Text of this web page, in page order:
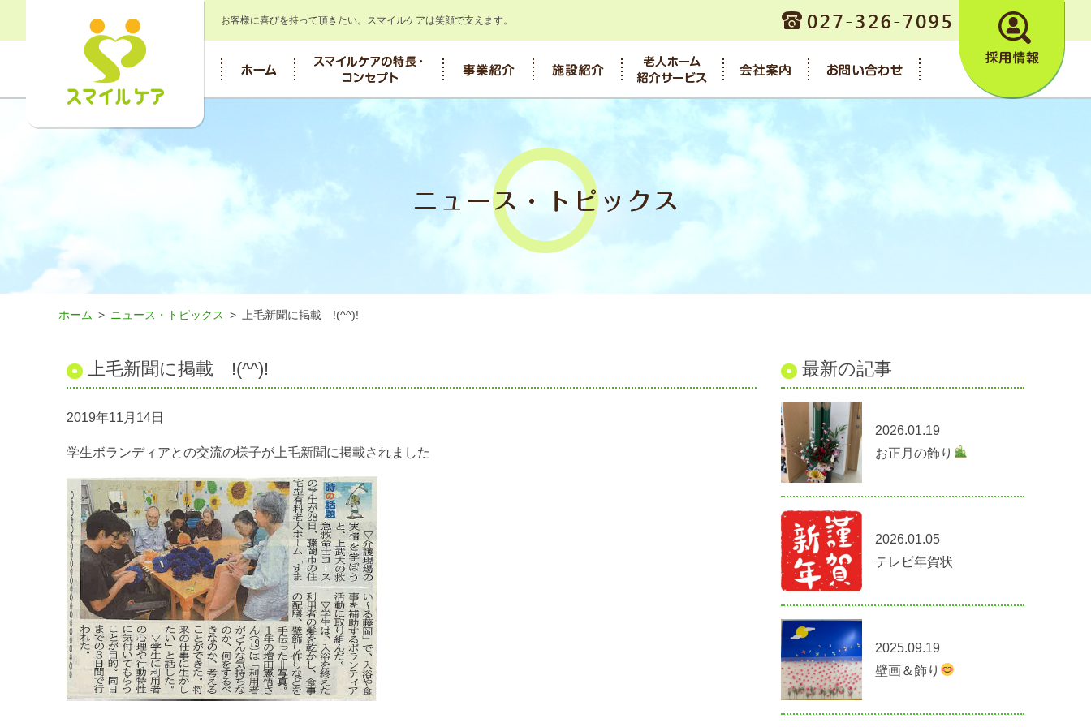
お客様に喜びを持って頂きたい。スマイルケアは笑顔で支えます。
ホーム ニュース・トピックス 上毛新聞に掲載 !(^^)!
上毛新聞に掲載 !(^^)!
2019年11月14日
学生ボランディアとの交流の様子が上毛新聞に掲載されました
最新の記事
2026.01.19
お正月の飾り
2026.01.05
テレビ年賀状
2025.09.19
壁画＆飾り